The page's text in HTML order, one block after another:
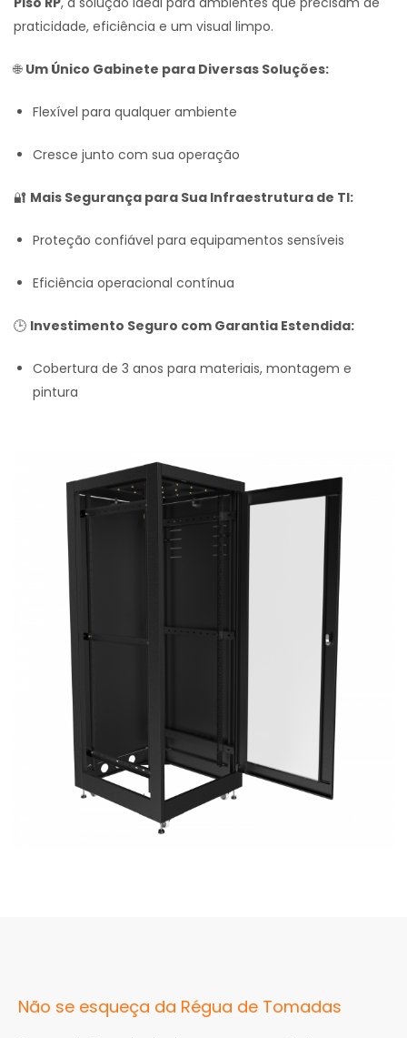
praticidade, eficiência e um visual limpo.
🌐 Um Único Gabinete para Diversas Soluções:
Flexível para qualquer ambiente
Cresce junto com sua operação
🔐 Mais Segurança para Sua Infraestrutura de TI:
Proteção confiável para equipamentos sensíveis
Eficiência operacional contínua
🕒 Investimento Seguro com Garantia Estendida:
Cobertura de 3 anos para materiais, montagem e
pintura
Não se esqueça da Régua de Tomadas